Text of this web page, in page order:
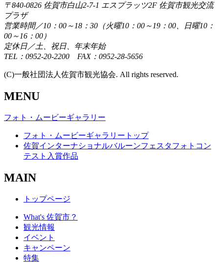
〒840-0826 佐賀市白山2-7-1 エスプラッツ2F 佐賀市観光交流
プラザ
営業時間／10：00～18：30（火曜10：00～19：00、日曜10：
00～16：00）
定休日／土、祝日、年末年始
TEL：0952-20-2200 FAX：0952-28-5656
(C)一般社団法人佐賀市観光協会. All rights reserved.
MENU
フォト・ムービーギャラリー
フォト・ムービーギャラリートップ
佐賀インターナショナルバルーンフェスタフォトコン
テスト入賞作品
MAIN
トップページ
What's 佐賀市？
観光情報
イベント
キャンペーン
特集